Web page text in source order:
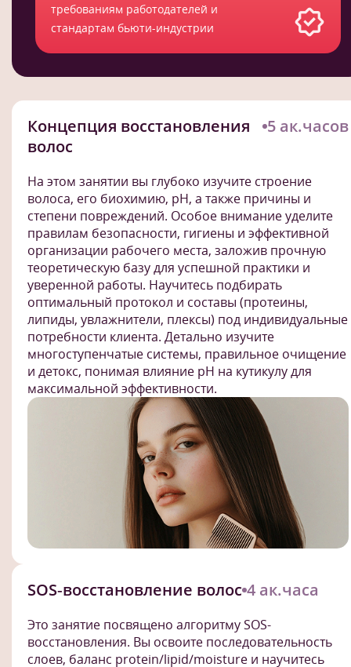
требованиям работодателей и
стандартам бьюти-индустрии
Концепция восстановления
волос
5 ак.часов
На этом занятии вы глубоко изучите строение
волоса, его биохимию, pH, а также причины и
степени повреждений. Особое внимание уделите
правилам безопасности, гигиены и эффективной
организации рабочего места, заложив прочную
теоретическую базу для успешной практики и
уверенной работы. Научитесь подбирать
оптимальный протокол и составы (протеины,
липиды, увлажнители, плексы) под индивидуальные
потребности клиента. Детально изучите
многоступенчатые системы, правильное очищение
и детокс, понимая влияние pH на кутикулу для
максимальной эффективности.
SOS‑восстановление волос 4 ак.часа
Это занятие посвящено алгоритму SOS-
восстановления. Вы освоите последовательность
слоев, баланс protein/lipid/moisture и научитесь